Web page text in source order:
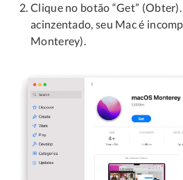
Clique no botão “Get”
acinzentado, seu Mac é
Monterey).